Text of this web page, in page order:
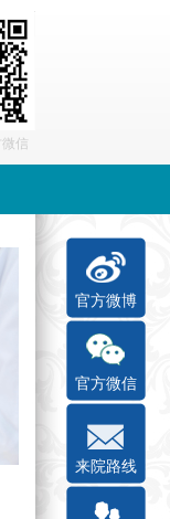
信
官方微博
官方微信
来院路线